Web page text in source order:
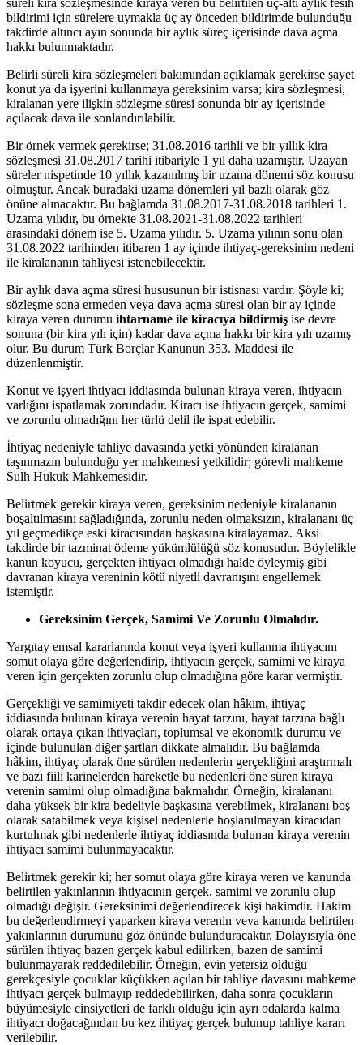
bildirimi için sürelere uymakla üç ay önceden bildirimde bulunduğu
takdirde altıncı ayın sonunda bir aylık süreç içerisinde dava açma
hakkı bulunmaktadır.
Belirli süreli kira sözleşmeleri bakımından açıklamak gerekirse şayet
konut ya da işyerini kullanmaya gereksinim varsa; kira sözleşmesi,
kiralanan yere ilişkin sözleşme süresi sonunda bir ay içerisinde
açılacak dava ile sonlandırılabilir.
Bir örnek vermek gerekirse; 31.08.2016 tarihli ve bir yıllık kira
sözleşmesi 31.08.2017 tarihi itibariyle 1 yıl daha uzamıştır. Uzayan
süreler nispetinde 10 yıllık kazanılmış bir uzama dönemi söz konusu
olmuştur. Ancak buradaki uzama dönemleri yıl bazlı olarak göz
önüne alınacaktır. Bu bağlamda 31.08.2017-31.08.2018 tarihleri 1.
Uzama yılıdır, bu örnekte 31.08.2021-31.08.2022 tarihleri
arasındaki dönem ise 5. Uzama yılıdır. 5. Uzama yılının sonu olan
31.08.2022 tarihinden itibaren 1 ay içinde ihtiyaç-gereksinim nedeni
ile kiralananın tahliyesi istenebilecektir.
Bir aylık dava açma süresi hususunun bir istisnası vardır. Şöyle ki;
sözleşme sona ermeden veya dava açma süresi olan bir ay içinde
kiraya veren durumu ihtarname ile kiracıya bildirmiş ise devre
sonuna (bir kira yılı için) kadar dava açma hakkı bir kira yılı uzamış
olur. Bu durum Türk Borçlar Kanunun 353. Maddesi ile
düzenlenmiştir.
Konut ve işyeri ihtiyacı iddiasında bulunan kiraya veren, ihtiyacın
varlığını ispatlamak zorundadır. Kiracı ise ihtiyacın gerçek, samimi
ve zorunlu olmadığını her türlü delil ile ispat edebilir.
İhtiyaç nedeniyle tahliye davasında yetki yönünden kiralanan
taşınmazın bulunduğu yer mahkemesi yetkilidir; görevli mahkeme
Sulh Hukuk Mahkemesidir.
Belirtmek gerekir kiraya veren, gereksinim nedeniyle kiralananın
boşaltılmasını sağladığında, zorunlu neden olmaksızın, kiralananı üç
yıl geçmedikçe eski kiracısından başkasına kiralayamaz. Aksi
takdirde bir tazminat ödeme yükümlülüğü söz konusudur. Böylelikle
kanun koyucu, gerçekten ihtiyacı olmadığı halde öyleymiş gibi
davranan kiraya vereninin kötü niyetli davranışını engellemek
istemiştir.
Gereksinim Gerçek, Samimi Ve Zorunlu Olmalıdır.
Yargıtay emsal kararlarında konut veya işyeri kullanma ihtiyacını
somut olaya göre değerlendirip, ihtiyacın gerçek, samimi ve kiraya
veren için gerçekten zorunlu olup olmadığına göre karar vermiştir.
Gerçekliği ve samimiyeti takdir edecek olan hâkim, ihtiyaç
iddiasında bulunan kiraya verenin hayat tarzını, hayat tarzına bağlı
olarak ortaya çıkan ihtiyaçları, toplumsal ve ekonomik durumu ve
içinde bulunulan diğer şartları dikkate almalıdır. Bu bağlamda
hâkim, ihtiyaç olarak öne sürülen nedenlerin gerçekliğini araştırmalı
ve bazı fiili karinelerden hareketle bu nedenleri öne süren kiraya
verenin samimi olup olmadığına bakmalıdır. Örneğin, kiralananı
daha yüksek bir kira bedeliyle başkasına verebilmek, kiralananı boş
olarak satabilmek veya kişisel nedenlerle hoşlanılmayan kiracıdan
kurtulmak gibi nedenlerle ihtiyaç iddiasında bulunan kiraya verenin
ihtiyacı samimi bulunmayacaktır.
Belirtmek gerekir ki; her somut olaya göre kiraya veren ve kanunda
belirtilen yakınlarının ihtiyacının gerçek, samimi ve zorunlu olup
olmadığı değişir. Gereksinimi değerlendirecek kişi hakimdir. Hakim
bu değerlendirmeyi yaparken kiraya verenin veya kanunda belirtilen
yakınlarının durumunu göz önünde bulunduracaktır. Dolayısıyla öne
sürülen ihtiyaç bazen gerçek kabul edilirken, bazen de samimi
bulunmayarak reddedilebilir. Örneğin, evin yetersiz olduğu
gerekçesiyle çocuklar küçükken açılan bir tahliye davasını mahkeme
ihtiyacı gerçek bulmayıp reddedebilirken, daha sonra çocukların
büyümesiyle cinsiyetleri de farklı olduğu için ayrı odalarda kalma
ihtiyacı doğacağından bu kez ihtiyaç gerçek bulunup tahliye kararı
verilebilir.